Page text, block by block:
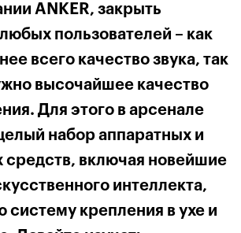
ANKER, закрыть
пользователей – как
всего качество звука, так
высочайшее качество
Для этого в арсенале
набор аппаратных и
включая новейшие
интеллекта,
систему крепления в ухе и